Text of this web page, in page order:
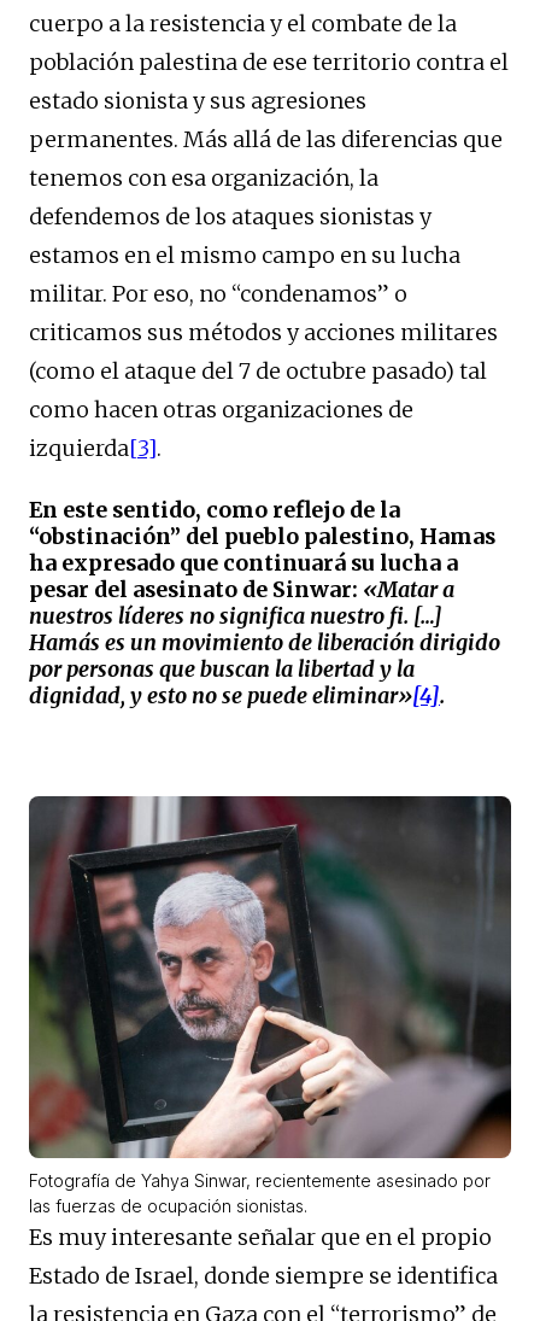
cuerpo a la resistencia y el combate de la
población palestina de ese territorio contra el
estado sionista y sus agresiones
permanentes. Más allá de las diferencias que
tenemos con esa organización, la
defendemos de los ataques sionistas y
estamos en el mismo campo en su lucha
militar. Por eso, no “condenamos” o
criticamos sus métodos y acciones militares
(como el ataque del 7 de octubre pasado) tal
como hacen otras organizaciones de
izquierda[3].
En este sentido, como reflejo de la
“obstinación” del pueblo palestino, Hamas
ha expresado que continuará su lucha a
pesar del asesinato de Sinwar: «Matar a
nuestros líderes no significa nuestro fi. […]
Hamás es un movimiento de liberación dirigido
por personas que buscan la libertad y la
dignidad, y esto no se puede eliminar»[4].
Fotografía de Yahya Sinwar, recientemente asesinado por
las fuerzas de ocupación sionistas.
Es muy interesante señalar que en el propio
Estado de Israel, donde siempre se identifica
la resistencia en Gaza con el “terrorismo” de